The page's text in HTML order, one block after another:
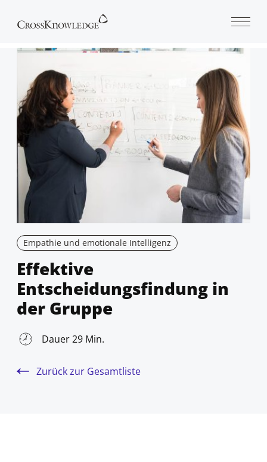
Empathie und emotionale Intelligenz
Effektive
Entscheidungsfindung in
der Gruppe
Dauer 29 Min.
Zurück zur Gesamtliste